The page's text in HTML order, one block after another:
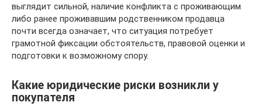
выглядит сильной, наличие конфликта с проживающим
либо ранее проживавшим родственником продавца
почти всегда означает, что ситуация потребует
грамотной фиксации обстоятельств, правовой оценки и
подготовки к возможному спору.
Какие юридические риски возникли у
покупателя